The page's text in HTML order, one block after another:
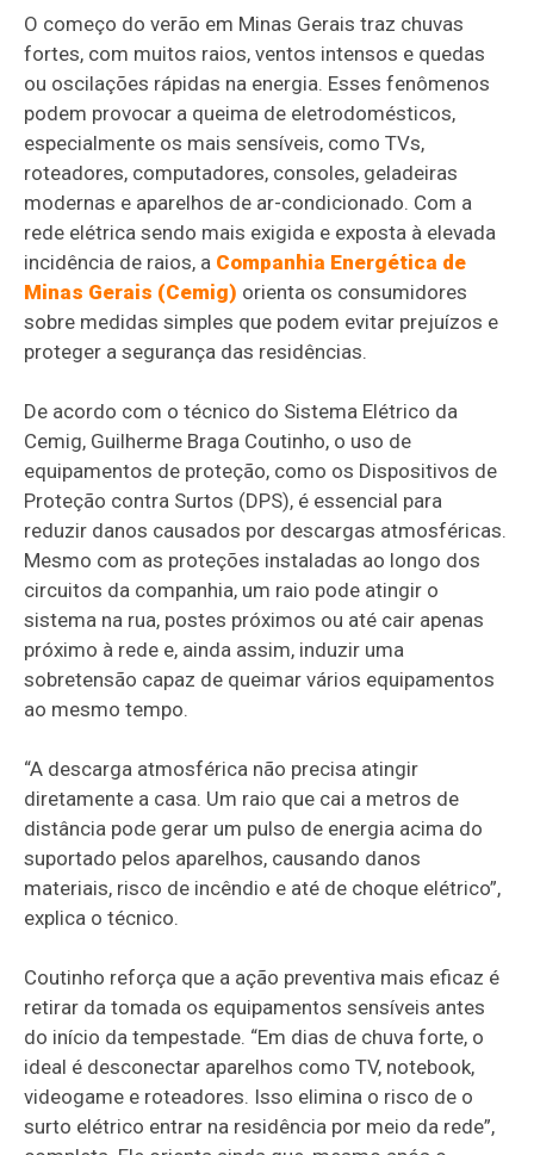
O começo do verão em Minas Gerais traz chuvas
fortes, com muitos raios, ventos intensos e quedas
ou oscilações rápidas na energia. Esses fenômenos
podem provocar a queima de eletrodomésticos,
especialmente os mais sensíveis, como TVs,
roteadores, computadores, consoles, geladeiras
modernas e aparelhos de ar-condicionado. Com a
rede elétrica sendo mais exigida e exposta à elevada
incidência de raios, a Companhia Energética de
Minas Gerais (Cemig) orienta os consumidores
sobre medidas simples que podem evitar prejuízos e
proteger a segurança das residências.
De acordo com o técnico do Sistema Elétrico da
Cemig, Guilherme Braga Coutinho, o uso de
equipamentos de proteção, como os Dispositivos de
Proteção contra Surtos (DPS), é essencial para
reduzir danos causados por descargas atmosféricas.
Mesmo com as proteções instaladas ao longo dos
circuitos da companhia, um raio pode atingir o
sistema na rua, postes próximos ou até cair apenas
próximo à rede e, ainda assim, induzir uma
sobretensão capaz de queimar vários equipamentos
ao mesmo tempo.
“A descarga atmosférica não precisa atingir
diretamente a casa. Um raio que cai a metros de
distância pode gerar um pulso de energia acima do
suportado pelos aparelhos, causando danos
materiais, risco de incêndio e até de choque elétrico”,
explica o técnico.
Coutinho reforça que a ação preventiva mais eficaz é
retirar da tomada os equipamentos sensíveis antes
do início da tempestade. “Em dias de chuva forte, o
ideal é desconectar aparelhos como TV, notebook,
videogame e roteadores. Isso elimina o risco de o
surto elétrico entrar na residência por meio da rede”,